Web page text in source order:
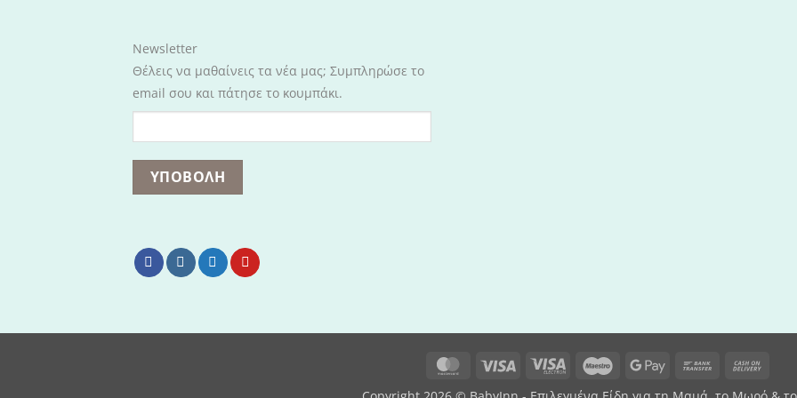
Newsletter
Θέλεις να μαθαίνεις τα νέα μας; Συμπληρώσε το
email σου και πάτησε το κουμπάκι.
MasterCard
Visa
Visa
MaestroGoogle
Bank